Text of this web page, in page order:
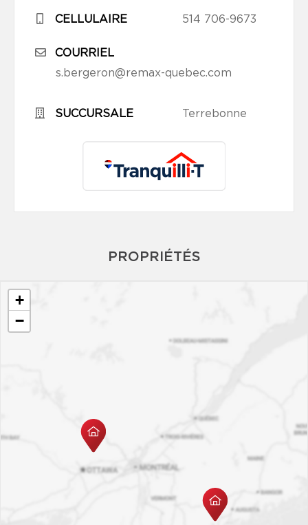
CELLULAIRE 514 706-9673
COURRIEL
s.bergeron@remax-quebec.com
SUCCURSALE Terrebonne
PROPRIÉTÉS
+
−